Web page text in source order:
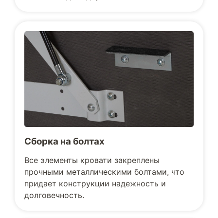
Сборка на болтах
Все элементы кровати закреплены
прочными металлическими болтами, что
придает конструкции надежность и
долговечность.